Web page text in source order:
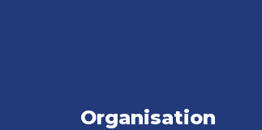
Organisation